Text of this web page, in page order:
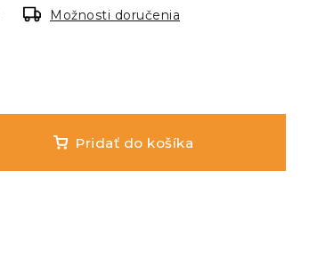
Možnosti doručenia
Pridať do košíka